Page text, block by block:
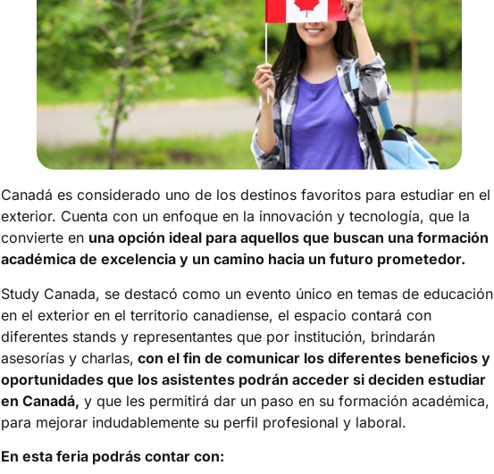
Canadá es considerado uno de los destinos favoritos para estudiar en el
exterior. Cuenta con un enfoque en la innovación y tecnología, que la
convierte en una opción ideal para aquellos que buscan una formación
académica de excelencia y un camino hacia un futuro prometedor.
Study Canada, se destacó como un evento único en temas de educación
en el exterior en el territorio canadiense, el espacio contará con
diferentes stands y representantes que por institución, brindarán
asesorías y charlas, con el fin de comunicar los diferentes beneficios y
oportunidades que los asistentes podrán acceder si deciden estudiar
en Canadá, y que les permitirá dar un paso en su formación académica,
para mejorar indudablemente su perfil profesional y laboral.
En esta feria podrás contar con: